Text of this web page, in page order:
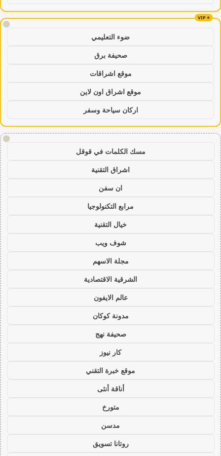
!
ضوء التعليمي
صحيفة برق
موقع اشراقات
موقع اشراق اون لاين
اركان سياحة وسفر
!
مسك الكلمات في قوقل
اشراق التقنية
ان سفن
مرابع التكنولوجيا
خيال التقنية
شوف ويب
مجلة الاسهم
الشرقية الاقتصادية
عالم الايفون
مدونة كوكان
صحيفة نهج
كار نيوز
موقع خبرة التقني
أناقة أنثى
متورخ
مدسن
روتانا تسويق